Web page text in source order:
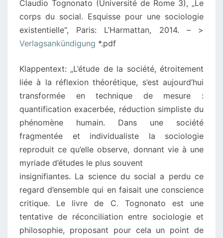
Claudio Tognonato (Université de Rome 3), „Le
corps du social. Esquisse pour une sociologie
existentielle“, Paris: L’Harmattan, 2014. – >
Verlagsankündigung *.pdf
Klappentext: „L’étude de la société, étroitement
liée à la réflexion théorétique, s’est aujourd’hui
transformée en technique de mesure :
quantification exacerbée, réduction simpliste du
phénomène humain. Dans une société
fragmentée et individualiste la sociologie
reproduit ce qu’elle observe, donnant vie à une
myriade d’études le plus souvent
insignifiantes. La science du social a perdu ce
regard d’ensemble qui en faisait une conscience
critique. Le livre de C. Tognonato est une
tentative de réconciliation entre sociologie et
philosophie, proposant pour cela un point de